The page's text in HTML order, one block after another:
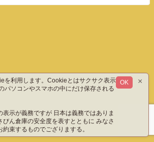
を利用します。Cookieとはサクサク表示
パソコンやスマホの中にだけ保存される
表示が義務ですが 日本は義務ではありま
びん倉庫の安全度を表すとともに みなさ
約束するものでござりまする。
OK ×